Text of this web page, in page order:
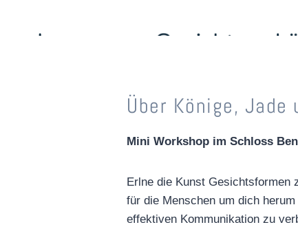
Über Könige, Jade
Mini Workshop im Schloss
Erlne die Kunst Gesichtsformen
für die Menschen um dich
effektiven Kommunikation zu